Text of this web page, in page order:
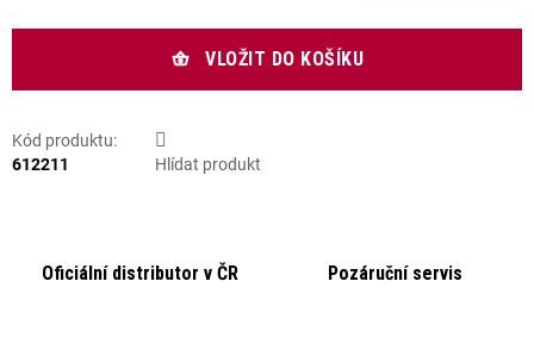
VLOŽIT DO KOŠÍKU
Kód produktu:
612211
Hlídat produkt
Oficiální distributor v ČR Pozáruční servis